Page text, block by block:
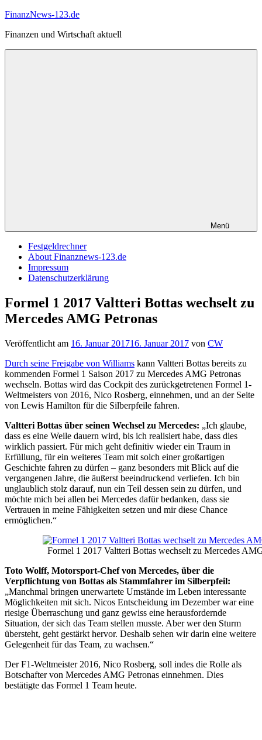
Zum
springen
FinanzNews-123.de
Finanzen und Wirtschaft aktuell
Menü
Festgeldrechner
About Finanznews-123.de
Impressum
Datenschutzerklärung
Formel 1 2017 Valtteri Bottas wechselt zu
Mercedes AMG Petronas
Veröffentlicht am 16. Januar 201716. Januar 2017 von CW
Durch seine Freigabe von Williams kann Valtteri Bottas bereits zu
kommenden Formel 1 Saison 2017 zu Mercedes AMG Petronas
wechseln. Bottas wird das Cockpit des zurückgetretenen Formel 1-
Weltmeisters von 2016, Nico Rosberg, einnehmen, und an der Seite
von Lewis Hamilton für die Silberpfeile fahren.
Valtteri Bottas über seinen Wechsel zu Mercedes: „Ich glaube,
dass es eine Weile dauern wird, bis ich realisiert habe, dass dies
wirklich passiert. Für mich geht definitiv wieder ein Traum in
Erfüllung, für ein weiteres Team mit solch einer großartigen
Geschichte fahren zu dürfen – ganz besonders mit Blick auf die
vergangenen Jahre, die äußerst beeindruckend verliefen. Ich bin
unglaublich stolz darauf, nun ein Teil dessen sein zu dürfen, und
möchte mich bei allen bei Mercedes dafür bedanken, dass sie
Vertrauen in meine Fähigkeiten setzen und mir diese Chance
ermöglichen.“
Formel 1 2017 Valtteri Bottas wechselt zu Mercedes
Toto Wolff, Motorsport-Chef von Mercedes, über die
Verpflichtung von Bottas als Stammfahrer im Silberpfeil:
„Manchmal bringen unerwartete Umstände im Leben interessante
Möglichkeiten mit sich. Nicos Entscheidung im Dezember war eine
riesige Überraschung und ganz gewiss eine herausfordernde
Situation, der sich das Team stellen musste. Aber wer den Sturm
übersteht, geht gestärkt hervor. Deshalb sehen wir darin eine weitere
Gelegenheit für das Team, zu wachsen.“
Der F1-Weltmeister 2016, Nico Rosberg, soll indes die Rolle als
Botschafter von Mercedes AMG Petronas einnehmen. Dies
bestätigte das Formel 1 Team heute.